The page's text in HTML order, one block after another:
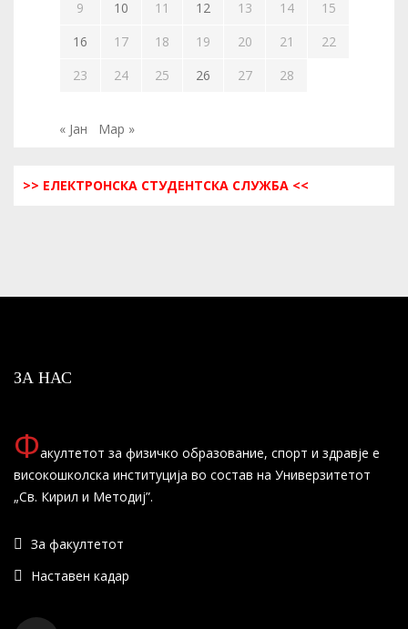
9
10 11 12 13 14
15
16
17 18 19 20 21
22
23
24 25 26 27 28
« Јан Мар »
>> ЕЛЕКТРОНСКА СТУДЕНТСКА СЛУЖБА <<
ЗА НАС
Факултетот за физичко образование, спорт и здравје е
високошколска институција во состав на Универзитетот
„Св. Кирил и Методиј”.
За факултетот
Наставен кадар